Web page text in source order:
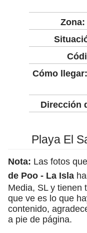
Zona:
Cómo llegar:
Dirección
Playa El
Nota: Las fotos
de Poo - La Isla
Media, SL y tienen
que ve es lo que
contenido,
a pie de página.